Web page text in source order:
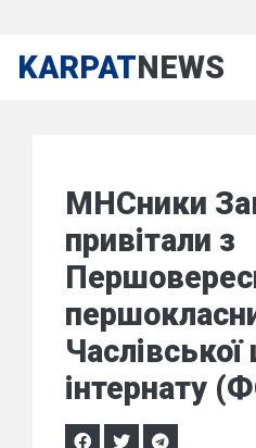
KARPATNEWS
МНСники
привітали з
інтернату